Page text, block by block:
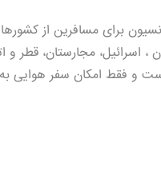
برای مسافرین از
، اسرائیل، مجارستان،
و فقط امکان سفر هوایی